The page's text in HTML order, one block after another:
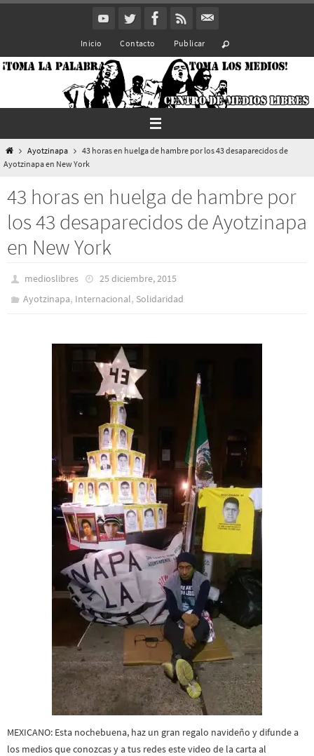
Inicio Contacto Publicar
InicioAyotzinapa
43 horas en huelga de hambre por los 43 desaparecidos de
Ayotzinapa en New York
43 horas en huelga de hambre por
los 43 desaparecidos de Ayotzinapa
en New York
medioslibres
25 diciembre, 2015
Ayotzinapa, Internacional, Solidaridad
MEXICANO: Esta nochebuena, haz un gran regalo navideño y difunde a
los medios que conozcas y a tus redes este video de la carta al